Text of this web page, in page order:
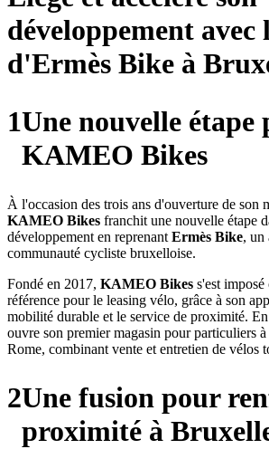
développement avec
d'Ermès Bike à
1Une nouvelle étape
KAMEO Bikes
À l'occasion des trois ans d'ouverture de son
KAMEO Bikes franchit une nouvelle étape
développement en reprenant Ermès Bike, un
communauté cycliste bruxelloise.
Fondé en 2017, KAMEO Bikes s'est
référence pour le leasing vélo, grâce à son
mobilité durable et le service de proximité.
ouvre son premier magasin pour particuliers
Rome, combinant vente et entretien de vélos
2Une fusion pour
proximité à